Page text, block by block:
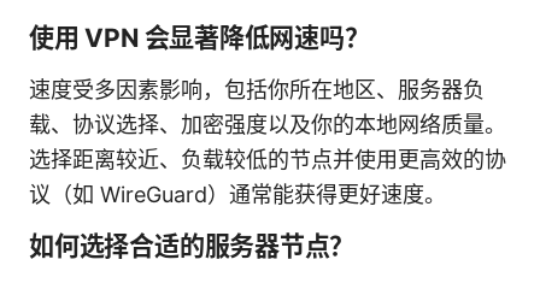
使用 VPN 会显著降低网速吗？
速度受多因素影响，包括你所在地区、服务器负
载、协议选择、加密强度以及你的本地网络质量。
选择距离较近、负载较低的节点并使用更高效的协
议（如 WireGuard）通常能获得更好速度。
如何选择合适的服务器节点？